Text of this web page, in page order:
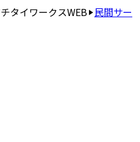
タイワークスWEB 民間サー